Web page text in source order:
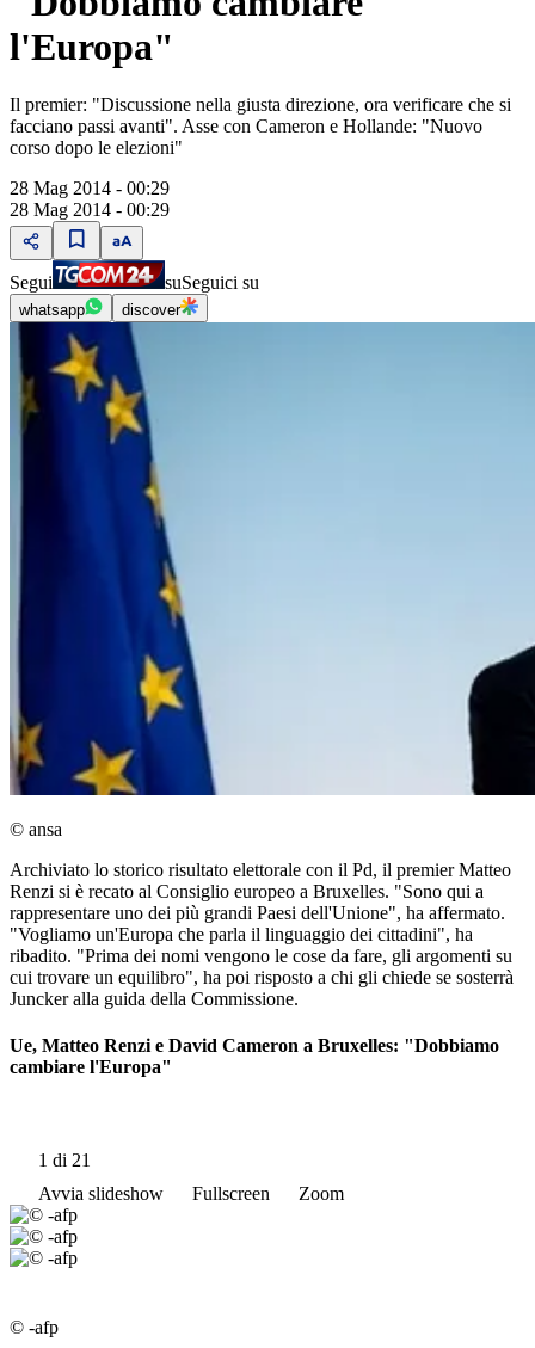
l'Europa"
Il premier: "Discussione nella giusta direzione, ora verificare che si
facciano passi avanti". Asse con Cameron e Hollande: "Nuovo
corso dopo le elezioni"
28 Mag 2014 - 00:29
28 Mag 2014 - 00:29
Segui suSeguici su
whatsapp discover
© ansa
Archiviato lo storico risultato elettorale con il Pd, il premier Matteo
Renzi si è recato al Consiglio europeo a Bruxelles. "Sono qui a
rappresentare uno dei più grandi Paesi dell'Unione", ha affermato.
"Vogliamo un'Europa che parla il linguaggio dei cittadini", ha
ribadito. "Prima dei nomi vengono le cose da fare, gli argomenti su
cui trovare un equilibro", ha poi risposto a chi gli chiede se sosterrà
Juncker alla guida della Commissione.
Ue, Matteo Renzi e David Cameron a Bruxelles: "Dobbiamo
cambiare l'Europa"
1 di 21
Avvia slideshow
Fullscreen Zoom
© -afp